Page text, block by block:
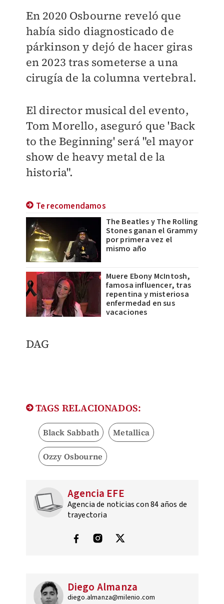
En 2020 Osbourne reveló que
había sido diagnosticado de
párkinson y dejó de hacer giras
en 2023 tras someterse a una
cirugía de la columna vertebral.
El director musical del evento,
Tom Morello, aseguró que 'Back
to the Beginning' será "el mayor
show de heavy metal de la
historia".
Te recomendamos
The Beatles y The Rolling
Stones ganan el Grammy
por primera vez el
mismo año
Muere Ebony McIntosh,
famosa influencer, tras
repentina y misteriosa
enfermedad en sus
vacaciones
DAG
TAGS RELACIONADOS:
Black Sabbath Metallica
Ozzy Osbourne
Agencia EFE
Agencia de noticias con 84 años de
trayectoria
Diego Almanza
diego.almanza@milenio.com